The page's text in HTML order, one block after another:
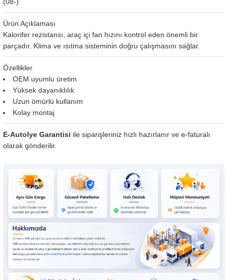
Ürün Açıklaması
Kalorifer rezistansı, araç içi fan hızını kontrol eden önemli bir
parçadır. Klima ve ısıtma sisteminin doğru çalışmasını sağlar.
Özellikler
OEM uyumlu üretim
Yüksek dayanıklılık
Uzun ömürlü kullanım
Kolay montaj
E-Autolye Garantisi ile siparişleriniz hızlı hazırlanır ve e-faturalı
olarak gönderilir.